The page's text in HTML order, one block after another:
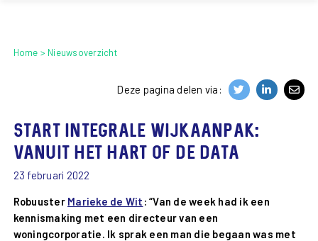
Home Nieuwsoverzicht
Deze pagina delen via:
Start integrale wijkaanpak:
vanuit het hart of de data
23 februari 2022
Robuuster Marieke de Wit : “Van de week had ik een
kennismaking met een directeur van een
woningcorporatie. Ik sprak een man die begaan was met